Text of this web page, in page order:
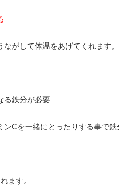
がして体温をあげてくれます。
る鉄分が必要
ンCを一緒にとったりする事で
ます。